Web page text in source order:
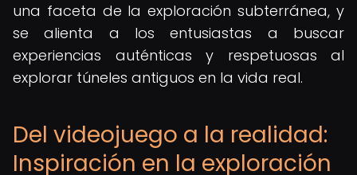
una faceta de la exploración subterránea, y
se alienta a los entusiastas a buscar
experiencias auténticas y respetuosas al
explorar túneles antiguos en la vida real.
Del videojuego a la realidad:
Inspiración en la exploración